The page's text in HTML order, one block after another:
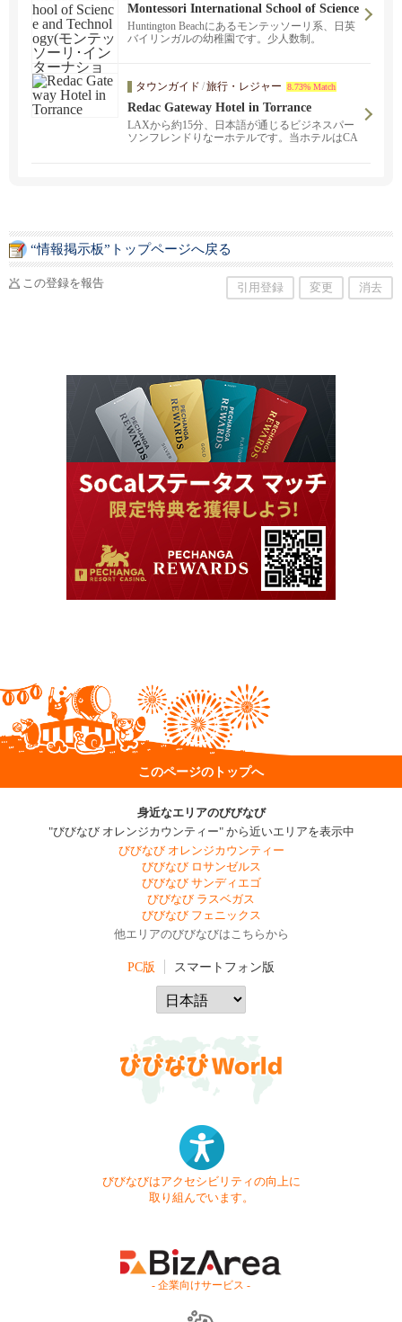
Montessori International School of Science
and Technology(モンテッソーリ･インタ
ーナショナル･スクール･オブ･サイエンス
Huntington Beachにあるモンテッソーリ系、日英
バイリンガルの幼稚園です。少人数制。
タウンガイド /旅行・レジャー 8.73% Match
Redac Gateway Hotel in Torrance
LAXから約15分、日本語が通じるビジネスパー
ソンフレンドりなーホテルです。当ホテルはCA
“情報掲示板”トップページへ戻る
この登録を報告 引用登録 変更 消去
このページのトップへ
身近なエリアのびびなび
"びびなび オレンジカウンティー" から近いエリアを表示中
びびなび オレンジカウンティー
びびなび ロサンゼルス
びびなび サンディエゴ
びびなび ラスベガス
びびなび フェニックス
他エリアのびびなびはこちらから
PC版 スマートフォン版
びびなびはアクセシビリティの向上に
取り組んでいます。
- 企業向けサービス -